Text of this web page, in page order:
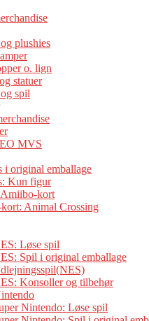
plushies
o. lign
statuer
spil
MVS
i original emballage
Kun figur
kort
Animal Crossing
Løse spil
Spil i original emballage
Konsoller og tilbehør
Nintendo: Løse spil